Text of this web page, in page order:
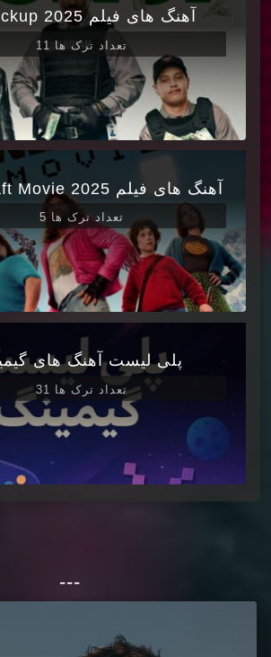
آهنگ های فیلم The Pickup 2025
تعداد ترک ها 11
آهنگ های فیلم A Minecraft Movie 2025
تعداد ترک ها 5
پلی لیست آهنگ های
تعداد ترک ها 31
---